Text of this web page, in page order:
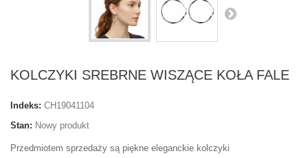
KOLCZYKI SREBRNE WISZĄCE KOŁA FALE
Indeks: CH19041104
Stan: Nowy produkt
Przedmiotem sprzedaży są piękne eleganckie kolczyki